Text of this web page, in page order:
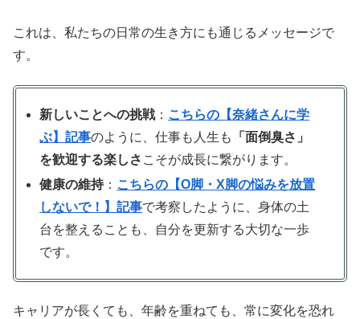
これは、私たちの日常の生き方にも通じるメッセージで
す。
新しいことへの挑戦： こちらの【奈緒さんに学
ぶ】記事のように、仕事も人生も
「面倒臭さ」
を歓迎する楽しさ こそが成長に繋がります。
健康の維持： こちらの【O脚・X脚の悩みを放置
しないで！】記事で考察したように、身体の土
台を整えることも、自分を更新する大切な一歩
です。
キャリアが長くても、年齢を重ねても、常に変化を恐れ